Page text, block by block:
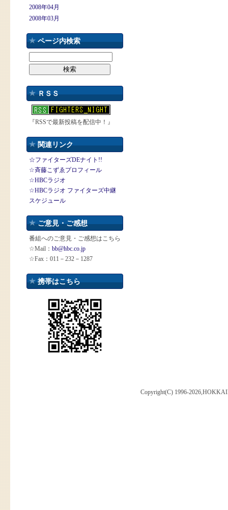
2008年04月
2008年03月
ページ内検索
ＲＳＳ
『RSSで最新投稿を配信中！』
関連リンク
☆ファイターズDEナイト!!
☆斉藤こずゑプロフィール
☆HBCラジオ
☆HBCラジオ ファイターズ中継
スケジュール
ご意見・ご感想
番組へのご意見・ご感想はこちら
☆Mail： bb@hbc.co.jp
☆Fax：011－232－1287
携帯はこちら
Copyright(C) 1996-